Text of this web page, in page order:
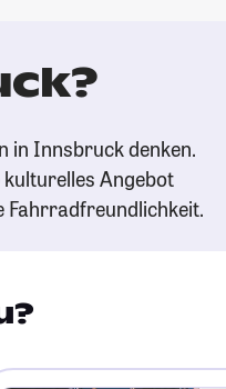
in Innsbruck denken.
kulturelles Angebot
Fahrradfreundlichkeit.